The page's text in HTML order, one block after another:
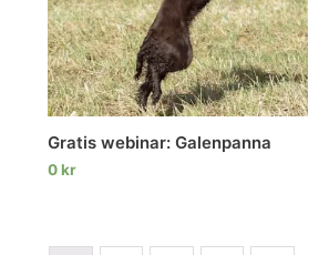
Gratis webinar: Galenpanna
0kr